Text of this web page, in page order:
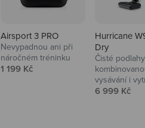
Airsport 3 PRO
Nevypadnou ani při
náročném tréninku
Prodejní cena
1 199 Kč
Hurricane
Dry
Čisté
vysávání i
Prodejní cena
6 999 Kč